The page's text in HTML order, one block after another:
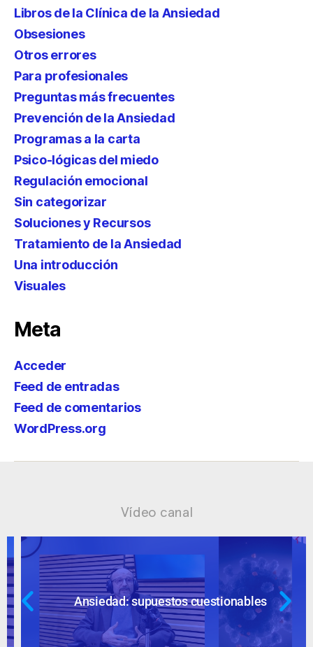
Libros de la Clínica de la Ansiedad
Obsesiones
Otros errores
Para profesionales
Preguntas más frecuentes
Prevención de la Ansiedad
Programas a la carta
Psico-lógicas del miedo
Regulación emocional
Sin categorizar
Soluciones y Recursos
Tratamiento de la Ansiedad
Una introducción
Visuales
Meta
Acceder
Feed de entradas
Feed de comentarios
WordPress.org
Vídeo canal
Ansiedad: supuestos cuestionables